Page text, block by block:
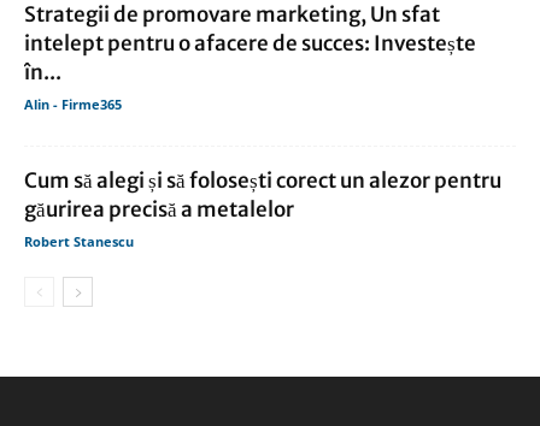
Strategii de promovare marketing, Un sfat
intelept pentru o afacere de succes: Investește
în...
Alin - Firme365
Cum să alegi și să folosești corect un alezor pentru
găurirea precisă a metalelor
Robert Stanescu